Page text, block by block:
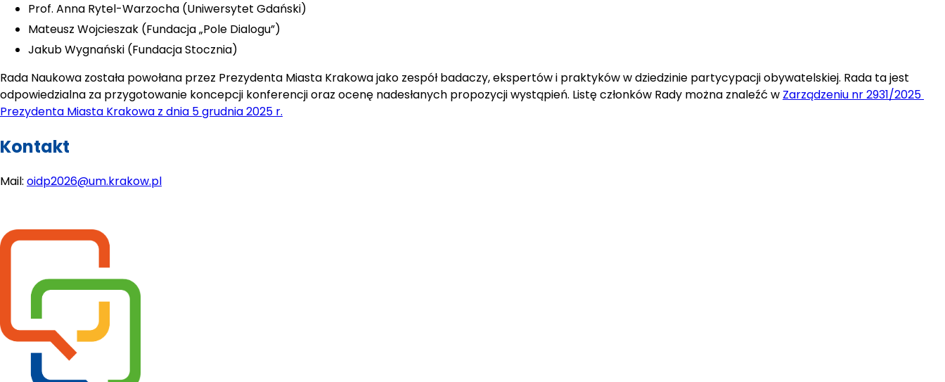
Prof. Anna Rytel-Warzocha (Uniwersytet Gdański)
Mateusz Wojcieszak (Fundacja „Pole Dialogu”)
Jakub Wygnański (Fundacja Stocznia)
Rada Naukowa została powołana przez Prezydenta Miasta Krakowa jako zespół badaczy, ekspertów i praktyków w dziedzinie partycypacji obywatelskiej. Rada ta jest
odpowiedzialna za przygotowanie koncepcji konferencji oraz ocenę nadesłanych propozycji wystąpień. Listę członków Rady można znaleźć w Zarządzeniu nr 2931/2025
Prezydenta Miasta Krakowa z dnia 5 grudnia 2025 r.
Kontakt
Mail: oidp2026@um.krakow.pl